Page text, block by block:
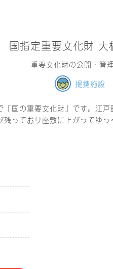
国指定重要文化財 大
重要文化財の公開・管
提携施設
国の重要文化財」です。江
っており座敷に上がってゆっ